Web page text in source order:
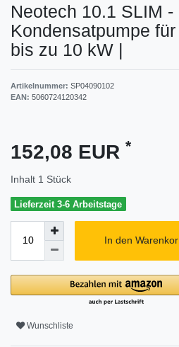
Neotech 10.1 SLIM
Kondensatpumpe
bis zu 10 kW |
Artikelnummer: SP04090102
EAN: 5060724120342
152,08 EUR *
Inhalt 1 Stück
Lieferzeit 3-6 Arbeitstage
In den
Wunschliste